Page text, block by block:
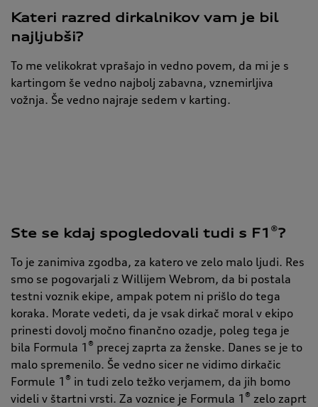
Kateri razred dirkalnikov vam je bil
najljubši?
To me velikokrat vprašajo in vedno povem, da mi je s
kartingom še vedno najbolj zabavna, vznemirljiva
vožnja. Še vedno najraje sedem v karting.
Ste se kdaj spogledovali tudi s F1 ®?
To je zanimiva zgodba, za katero ve zelo malo ljudi. Res
smo se pogovarjali z Willijem Webrom, da bi postala
testni voznik ekipe, ampak potem ni prišlo do tega
koraka. Morate vedeti, da je vsak dirkač moral v ekipo
prinesti dovolj močno finančno ozadje, poleg tega je
bila Formula 1 ® precej zaprta za ženske. Danes se je to
malo spremenilo. Še vedno sicer ne vidimo dirkačic
Formule 1 ® in tudi zelo težko verjamem, da jih bomo
videli v štartni vrsti. Za voznice je Formula 1 ® zelo zaprt